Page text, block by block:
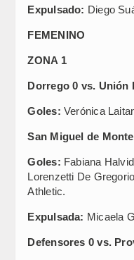
Expulsado: Diego
FEMENINO
ZONA 1
Dorrego 0 vs. Unión
Goles: Verónica
San Miguel de
Goles: Fabiana
Lorenzetti De
Athletic.
Expulsada: Micaela
Defensores 0 vs.